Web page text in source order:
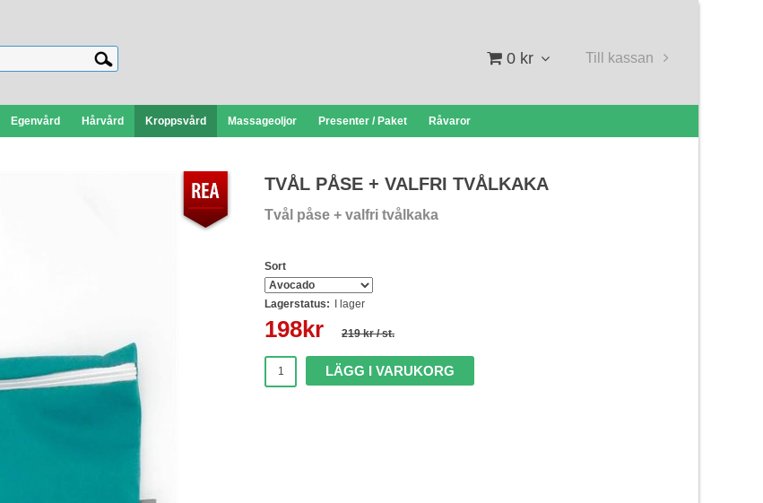
0 kr Till kassan
Egenvård Hårvård Kroppsvård Massageoljor Presenter / Paket Råvaror
TVÅL PÅSE + VALFRI TVÅLKAKA
Tvål påse + valfri tvålkaka
Sort
Lagerstatus: I lager
198kr 219 kr/ st.
LÄGG I VARUKORG